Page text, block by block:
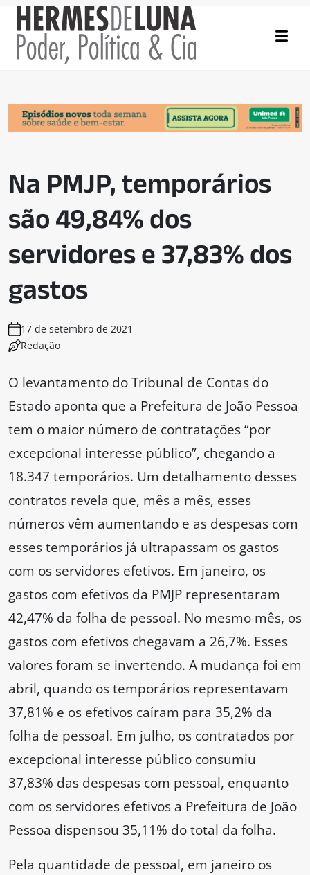
Na PMJP, temporários
são 49,84% dos
servidores e 37,83% dos
gastos
17 de setembro de 2021
Redação
O levantamento do Tribunal de Contas do
Estado aponta que a Prefeitura de João Pessoa
tem o maior número de contratações “por
excepcional interesse público”, chegando a
18.347 temporários. Um detalhamento desses
contratos revela que, mês a mês, esses
números vêm aumentando e as despesas com
esses temporários já ultrapassam os gastos
com os servidores efetivos. Em janeiro, os
gastos com efetivos da PMJP representaram
42,47% da folha de pessoal. No mesmo mês, os
gastos com efetivos chegavam a 26,7%. Esses
valores foram se invertendo. A mudança foi em
abril, quando os temporários representavam
37,81% e os efetivos caíram para 35,2% da
folha de pessoal. Em julho, os contratados por
excepcional interesse público consumiu
37,83% das despesas com pessoal, enquanto
com os servidores efetivos a Prefeitura de João
Pessoa dispensou 35,11% do total da folha.
Pela quantidade de pessoal, em janeiro os